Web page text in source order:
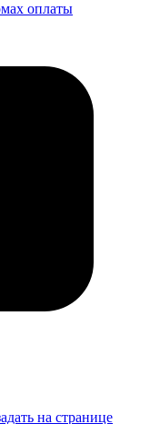
оплаты
на странице